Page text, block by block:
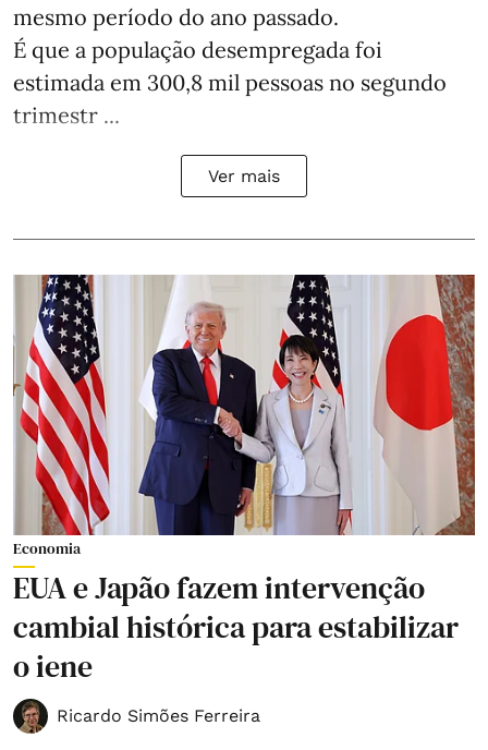
mesmo período do ano passado.
É que a população desempregada foi
estimada em 300,8 mil pessoas no segundo
trimestr ...
Ver mais
Economia
EUA e Japão fazem intervenção
cambial histórica para estabilizar
o iene
Ricardo Simões Ferreira